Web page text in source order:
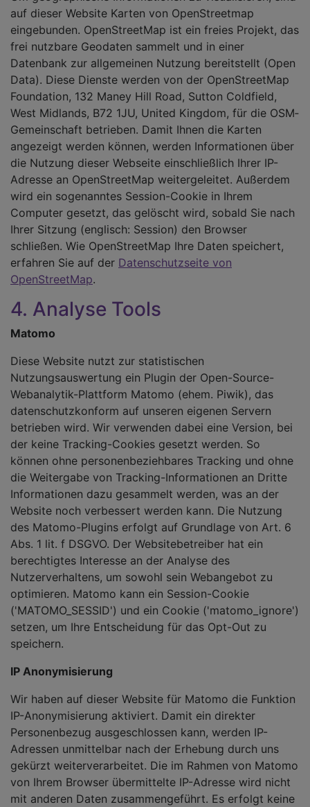
auf dieser Website Karten von OpenStreetmap
eingebunden. OpenStreetMap ist ein freies Projekt, das
frei nutzbare Geodaten sammelt und in einer
Datenbank zur allgemeinen Nutzung bereitstellt (Open
Data). Diese Dienste werden von der OpenStreetMap
Foundation, 132 Maney Hill Road, Sutton Cold­field,
West Midlands, B72 1JU, United Kingdom, für die OSM­
Gemeinschaft betrieben. Damit Ihnen die Karten
angezeigt werden können, werden Informationen über
die Nutzung dieser Webseite einschließlich Ihrer IP-
Adresse an OpenStreetMap weitergeleitet. Außerdem
wird ein sogenanntes Session-Cookie in Ihrem
Computer gesetzt, das gelöscht wird, sobald Sie nach
Ihrer Sitzung (englisch: Session) den Browser
schließen. Wie OpenStreetMap Ihre Daten speichert,
erfahren Sie auf der Datenschutzseite von
OpenStreetMap.
4. Analyse Tools
Matomo
Diese Website nutzt zur statistischen
Nutzungsauswertung ein Plugin der Open-Source-
Webanalytik-Plattform Matomo (ehem. Piwik), das
datenschutzkonform auf unseren eigenen Servern
betrieben wird. Wir verwenden dabei eine Version, bei
der keine Tracking-Cookies gesetzt werden. So
können ohne personenbeziehbares Tracking und ohne
die Weitergabe von Tracking-Informationen an Dritte
Informationen dazu gesammelt werden, was an der
Website noch verbessert werden kann. Die Nutzung
des Matomo-Plugins erfolgt auf Grundlage von Art. 6
Abs. 1 lit. f DSGVO. Der Websitebetreiber hat ein
berechtigtes Interesse an der Analyse des
Nutzerverhaltens, um sowohl sein Webangebot zu
optimieren. Matomo kann ein Session-Cookie
('MATOMO_SESSID') und ein Cookie ('matomo_ignore')
setzen, um Ihre Entscheidung für das Opt-Out zu
speichern.
IP Anonymisierung
Wir haben auf dieser Website für Matomo die Funktion
IP-Anonymisierung aktiviert. Damit ein direkter
Personenbezug ausgeschlossen kann, werden IP-
Adressen unmittelbar nach der Erhebung durch uns
gekürzt weiterverarbeitet. Die im Rahmen von Matomo
von Ihrem Browser übermittelte IP-Adresse wird nicht
mit anderen Daten zusammengeführt. Es erfolgt keine